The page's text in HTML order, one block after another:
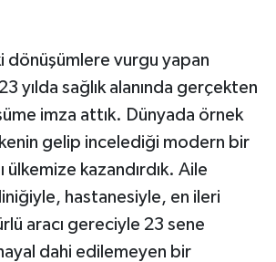
dönüşümlere vurgu yapan
yılda sağlık alanında gerçekten
imza attık. Dünyada örnek
gelip incelediği modern bir
ülkemize kazandırdık. Aile
hastanesiyle, en ileri
aracı gereciyle 23 sene
dahi edilemeyen bir